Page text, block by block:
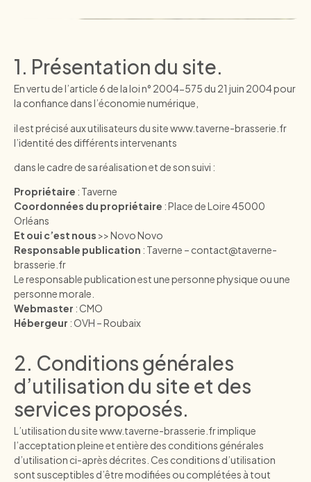
1. Présentation du site.
En vertu de l’article 6 de la loi n° 2004-575 du 21 juin 2004 pour
la confiance dans l’économie numérique,
il est précisé aux utilisateurs du sitewww.taverne-brasserie.fr
l’identité des différents intervenants
dans le cadre de sa réalisation et de son suivi :
Propriétaire : Taverne
Coordonnées du propriétaire : Place de Loire 45000
Orléans
Et oui c’est nous >>Novo Novo
Responsable publication : Taverne – contact@taverne-
brasserie.fr
Le responsable publication est une personne physique ou une
personne morale.
Webmaster : CMO
Hébergeur : OVH – Roubaix
2. Conditions générales
d’utilisation du site et des
services proposés.
L’utilisation du sitewww.taverne-brasserie.frimplique
l’acceptation pleine et entière des conditions générales
d’utilisation ci-après décrites. Ces conditions d’utilisation
sont susceptibles d’être modifiées ou complétées à tout